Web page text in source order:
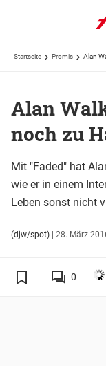
Startseite Promis Alan
Alan
noch zu
Mit "Faded" hat
wie er in einem
Leben sonst nicht
(djw/spot) | 28. März
0